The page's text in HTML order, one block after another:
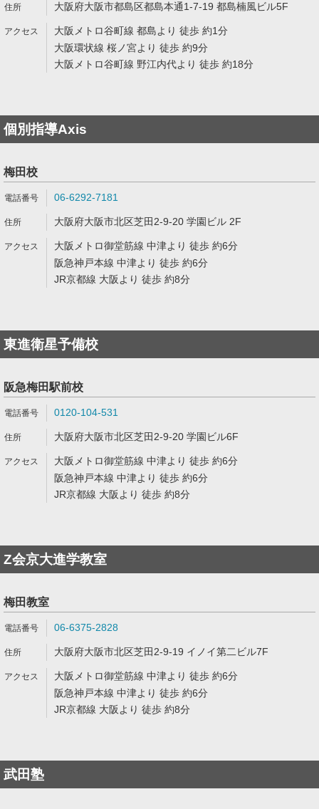
大阪府大阪市都島区都島本通1-7-19 都島楠風ビル5F
大阪メトロ谷町線 都島より 徒歩 約1分
大阪環状線 桜ノ宮より 徒歩 約9分
大阪メトロ谷町線 野江内代より 徒歩 約18分
個別指導Axis
梅田校
06-6292-7181
大阪府大阪市北区芝田2-9-20 学園ビル 2F
大阪メトロ御堂筋線 中津より 徒歩 約6分
阪急神戸本線 中津より 徒歩 約6分
JR京都線 大阪より 徒歩 約8分
東進衛星予備校
阪急梅田駅前校
0120-104-531
大阪府大阪市北区芝田2-9-20 学園ビル6F
大阪メトロ御堂筋線 中津より 徒歩 約6分
阪急神戸本線 中津より 徒歩 約6分
JR京都線 大阪より 徒歩 約8分
Z会京大進学教室
梅田教室
06-6375-2828
大阪府大阪市北区芝田2-9-19 イノイ第二ビル7F
大阪メトロ御堂筋線 中津より 徒歩 約6分
阪急神戸本線 中津より 徒歩 約6分
JR京都線 大阪より 徒歩 約8分
武田塾